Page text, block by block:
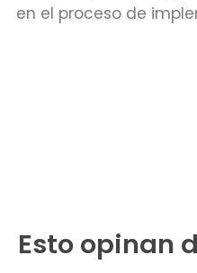
en el proceso de
Esto opinan